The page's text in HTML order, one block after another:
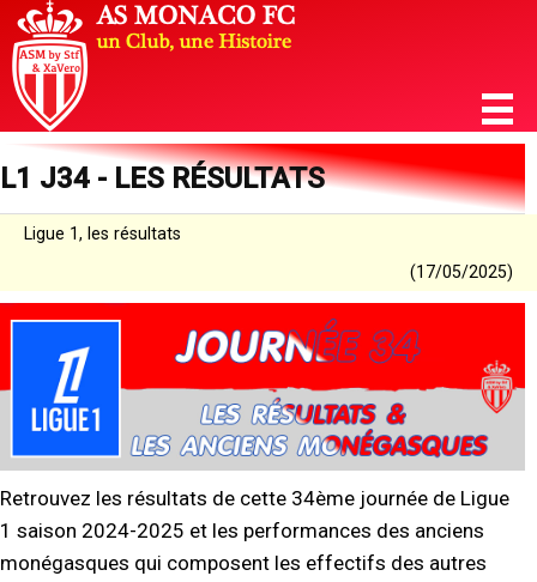
L1 J34 - LES RÉSULTATS
Ligue 1, les résultats
(17/05/2025)
Retrouvez les résultats de cette 34ème journée de Ligue
1 saison 2024-2025 et les performances des anciens
monégasques qui composent les effectifs des autres